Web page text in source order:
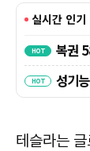
테슬라는